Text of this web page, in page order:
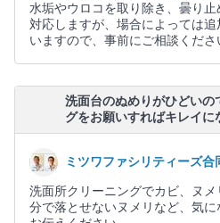
水垢やウロコを取り除き、曇り
対応しますが、場合によっては
いますので、事前にご相談くださ
洗面台のぬめりがひどい
グをお願いすればキレイに
ミツワファシリティーズ合
洗面所クリーニングでカビ、ヌ
分で落とせないヌメリなど、気